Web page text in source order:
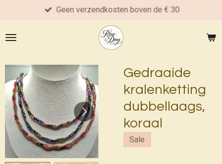
naar
Geen verzendkosten boven de € 30
Gedraaide
kralenketting
dubbellaags,
koraal
Sale